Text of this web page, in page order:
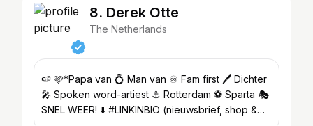
8. Derek Otte
The Netherlands
🍉 🩷*Papa van 💍 Man van ♾️ Fam first 🖊️ Dichter
🎤 Spoken word-artiest ⚓️ Rotterdam ⚽️ Sparta 🎭
SNEL WEER! ⬇️ #LINKINBIO (nieuwsbrief, shop &